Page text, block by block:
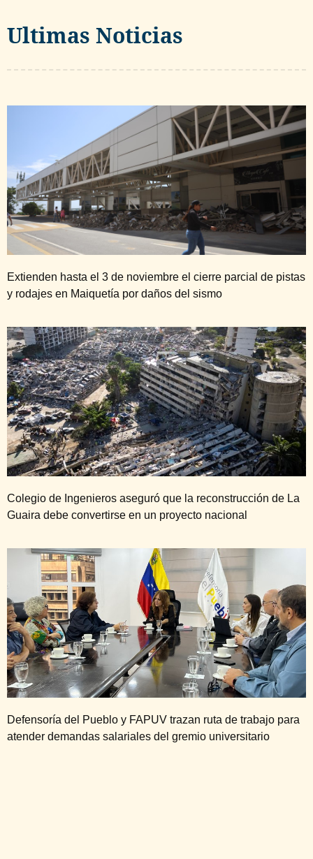
Ultimas Noticias
Extienden hasta el 3 de noviembre el cierre parcial de pistas
y rodajes en Maiquetía por daños del sismo
Colegio de Ingenieros aseguró que la reconstrucción de La
Guaira debe convertirse en un proyecto nacional
Defensoría del Pueblo y FAPUV trazan ruta de trabajo para
atender demandas salariales del gremio universitario